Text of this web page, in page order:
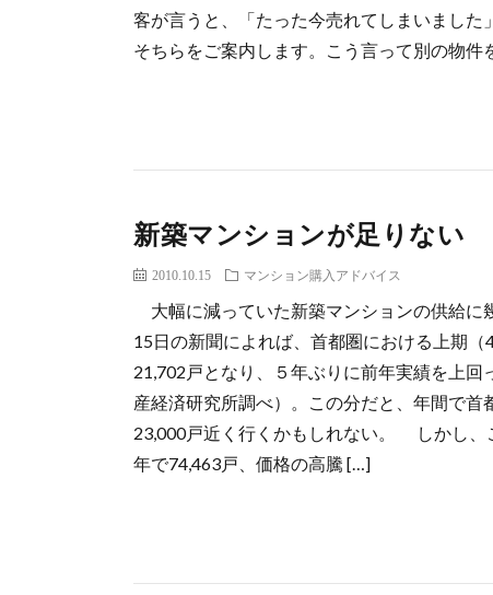
客が言うと、「たった今売れてしまいまし
そちらをご案内します。こう言って別の物
新築マンションが足りない
2010.10.15 マンション購入アドバイス
大幅に減っていた新築マンションの供給に
15日の新聞によれば、首都圏における上期
21,702戸となり、５年ぶりに前年実績を上
産経済研究所調べ）。この分だと、年間で
23,000戸近く行くかもしれない。 しかし、
年で74,463戸、価格の高騰 […]